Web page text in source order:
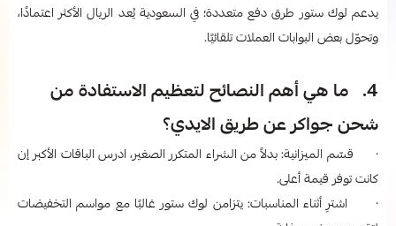
يدعم لوك ستور طرق دفع متعددة؛ في السعودية يُعد الريال الأكثر اعتمادًا،
وتحوّل بعض البوابات العملات تلقائيًا.
4. ما هي أهم النصائح لتعظيم الاستفادة من
شحن جواكر عن طريق الايدي؟
· قسّم الميزانية: بدلاً من الشراء المتكرر الصغير، ادرس الباقات الأكبر إن
كانت توفر قيمة أعلى.
· اشترِ أثناء المناسبات: يتزامن لوك ستور غالبًا مع مواسم التخفيضات